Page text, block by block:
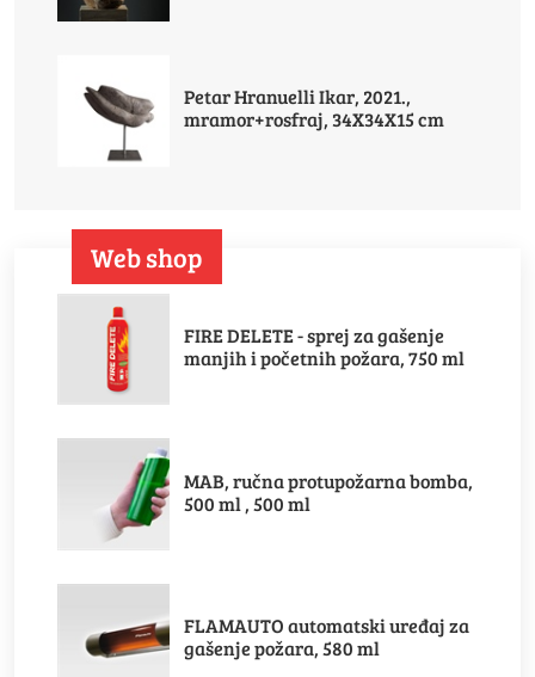
Petar Hranuelli Ikar, 2021.,
mramor+rosfraj, 34X34X15 cm
Web shop
FIRE DELETE - sprej za gašenje
manjih i početnih požara, 750 ml
MAB, ručna protupožarna bomba,
500 ml , 500 ml
FLAMAUTO automatski uređaj za
gašenje požara, 580 ml